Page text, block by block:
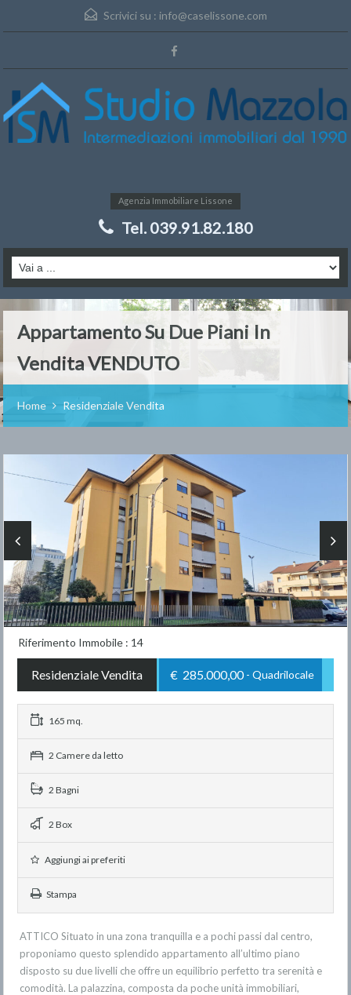
Scrivici su : info@caselissone.com
Agenzia Immobiliare Lissone
Tel. 039.91.82.180
Appartamento Su Due Piani In
Vendita VENDUTO
Home Residenziale Vendita
Riferimento Immobile : 14
Residenziale Vendita € 285.000,00- Quadrilocale
165 mq.
2 Camere da letto
2 Bagni
2 Box
Aggiungi ai preferiti
Stampa
ATTICO Situato in una zona tranquilla e a pochi passi dal centro,
proponiamo questo splendido appartamento all’ultimo piano
disposto su due livelli che offre un equilibrio perfetto tra serenità e
comodità. La palazzina, composta da poche unità immobiliari,